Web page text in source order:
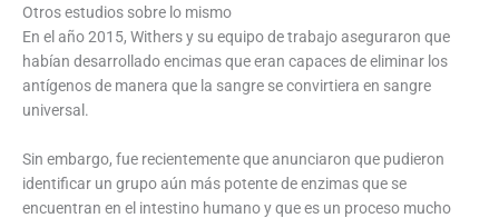
Otros estudios sobre lo mismo
En el año 2015, Withers y su equipo de trabajo aseguraron que
habían desarrollado encimas que eran capaces de eliminar los
antígenos de manera que la sangre se convirtiera en sangre
universal.
Sin embargo, fue recientemente que anunciaron que pudieron
identificar un grupo aún más potente de enzimas que se
encuentran en el intestino humano y que es un proceso mucho